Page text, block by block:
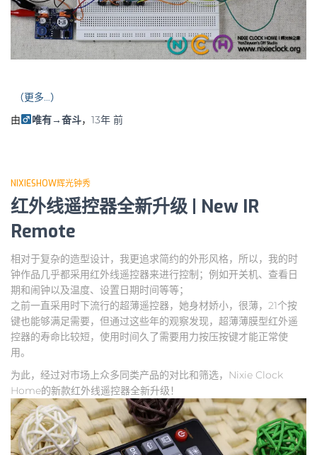
（更多…）
由
唯有→奋斗， 13年前
NIXIESHOW辉光钟秀
红外线遥控器全新升级 | New IR
Remote
相对于复杂的造型设计，我更追求简约的外形风格，所以，我的时
钟作品几乎都采用红外线遥控器来进行控制；例如开关机、查看日
期和闹钟以及温度、设置日期时间等等；
之前一直采用时下流行的超薄遥控器，她身材娇小，很薄，21个按
键也能够满足需要，但通过这些年的观察发现，超薄薄膜型红外遥
控器的寿命比较短，使用时间久了需要用力按压按键才能正常使
用。
为此，经过对市场上众多同类产品的对比和筛选，Nixie Clock
Home的新款红外线遥控器全新升级！